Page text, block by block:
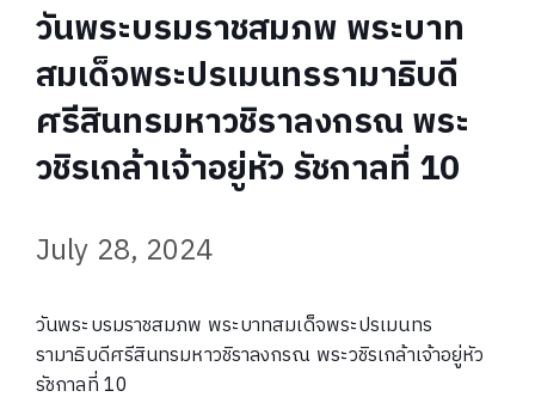
วันพระบรมราชสมภพ พระบาท
สมเด็จพระปรเมนทรรามาธิบดี
ศรีสินทรมหาวชิราลงกรณ พระ
วชิรเกล้าเจ้าอยู่หัว รัชกาลที่ 10
July 28, 2024
วันพระบรมราชสมภพ พระบาทสมเด็จพระปรเมนทร
รามาธิบดีศรีสินทรมหาวชิราลงกรณ พระวชิรเกล้าเจ้าอยู่หัว
รัชกาลที่ 10